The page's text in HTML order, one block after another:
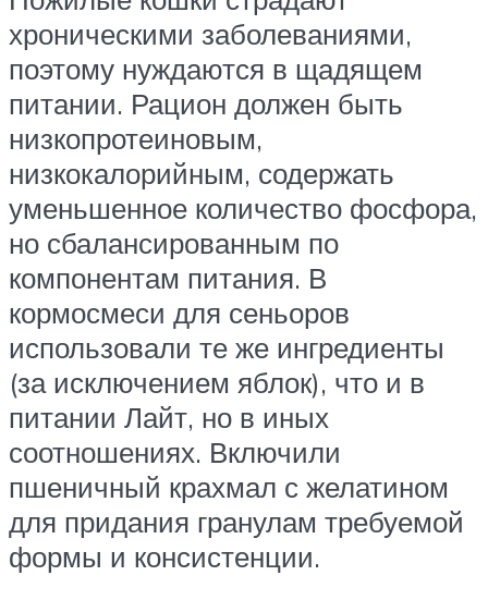
хроническими заболеваниями,
поэтому нуждаются в щадящем
питании. Рацион должен быть
низкопротеиновым,
низкокалорийным, содержать
уменьшенное количество фосфора,
но сбалансированным по
компонентам питания. В
кормосмеси для сеньоров
использовали те же ингредиенты
(за исключением яблок), что и в
питании Лайт, но в иных
соотношениях. Включили
пшеничный крахмал с желатином
для придания гранулам требуемой
формы и консистенции.